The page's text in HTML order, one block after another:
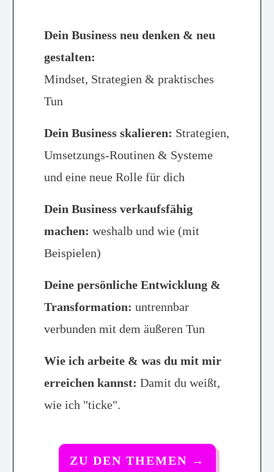
Dein Business neu denken & neu
gestalten:
Mindset, Strategien & praktisches
Tun
Dein Business skalieren: Strategien,
Umsetzungs-Routinen & Systeme
und eine neue Rolle für dich
Dein Business verkaufsfähig
machen: weshalb und wie (mit
Beispielen)
Deine persönliche Entwicklung &
Transformation: untrennbar
verbunden mit dem äußeren Tun
Wie ich arbeite & was du mit mir
erreichen kannst: Damit du weißt,
wie ich "ticke".
ZU DEN THEMEN →